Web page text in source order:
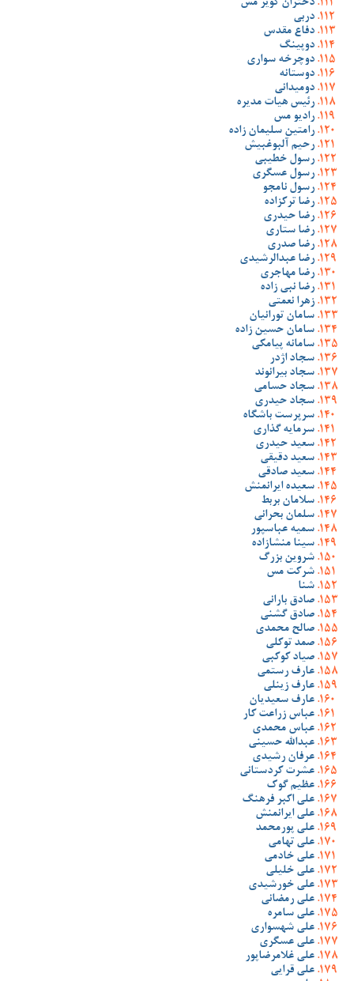
دختران کویر مس
دربی
دفاع مقدس
دوپینگ
دوچرخه سواری
دوستانه
دومیدانی
رئیس هیات مدیره
رادیو مس
رامتین سلیمان زاده
رحیم آلبوغبیش
رسول خطیبی
رسول عسگری
رسول نامجو
رضا ترکزاده
رضا حیدری
رضا ستاری
رضا صدری
رضا عبدالرشیدی
رضا مهاجری
رضا نبی زاده
زهرا نعمتی
سامان تورانیان
سامان حسین زاده
سامانه پیامکی
سجاد اژدر
سجاد بیرانوند
سجاد حسامی
سجاد حیدری
سرپرست باشگاه
سرمایه گذاری
سعید حیدری
سعید دقیقی
سعید صادقی
سعیده ایرانمنش
سلامان بربط
سلمان بحرانی
سمیه عباسپور
سینا منشازاده
شروین بزرگ
شرکت مس
شنا
صادق بارانی
صادق گشنی
صالح محمدی
صمد توکلی
صیاد کوکبی
عارف رستمی
عارف زینلی
عارف سعیدیان
عباس زراعت کار
عباس محمدی
عبدالله حسینی
عرفان رشیدی
عشرت کردستانی
عظیم گوک
علی اکبر فرهنگ
علی ایرانمنش
علی پورمحمد
علی تهامی
علی خادمی
علی خلیلی
علی خورشیدی
علی رمضانی
علی سامره
علی شهسواری
علی عسگری
علی غلامرضاپور
علی قرایی